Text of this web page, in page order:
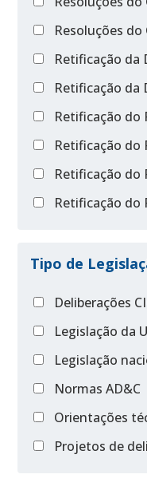
Resoluções
Retificação da
Retificação da
Retificação do
Retificação do
Retificação do
Retificação do
Tipo de
Deliberações
Legislação da
Legislação
Normas AD&C
Orientações
Projetos de